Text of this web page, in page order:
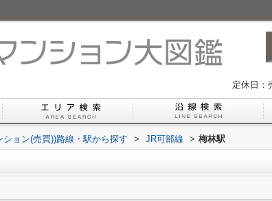
定休日：
ション(売買))路線・駅から探す > JR可部線 > 梅林駅